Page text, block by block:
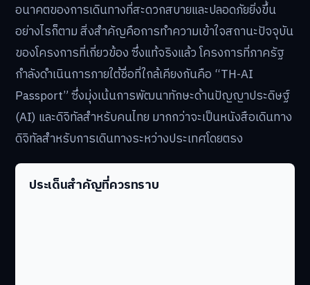
อนาคตของการเดินทางที่สะดวกสบายและปลอดภัยยิ่งขึ้น
อย่างไรก็ตาม สิ่งสำคัญคือการทำความเข้าใจสถานะปัจจุบัน
ของโครงการที่เกี่ยวข้อง ซึ่งแท้จริงแล้ว โครงการที่ภาครัฐ
กำลังดำเนินการภายใต้ชื่อที่ใกล้เคียงกันคือ “TH-AI
Passport” ซึ่งมุ่งเน้นการพัฒนาทักษะด้านปัญญาประดิษฐ์
(AI) และดิจิทัลสำหรับคนไทย มากกว่าจะเป็นหนังสือเดินทาง
ดิจิทัลสำหรับการเดินทางระหว่างประเทศโดยตรง
ประเด็นสำคัญที่ควรทราบ